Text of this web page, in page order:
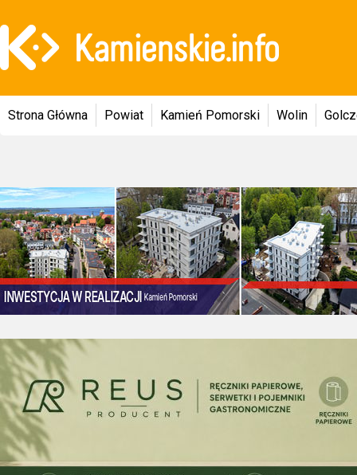
Strona Główna Powiat Kamień Pomorski Wolin